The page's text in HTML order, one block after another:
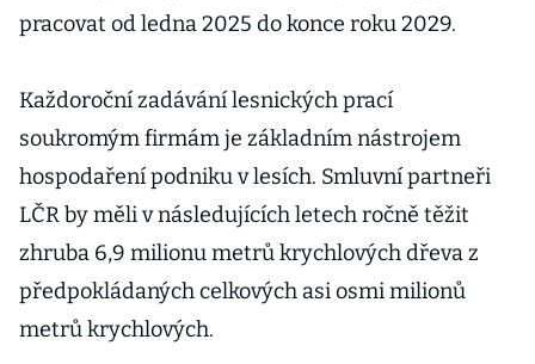
pracovat od ledna 2025 do konce roku 2029.
Každoroční zadávání lesnických prací
soukromým firmám je základním nástrojem
hospodaření podniku v lesích. Smluvní partneři
LČR by měli v následujících letech ročně těžit
zhruba 6,9 milionu metrů krychlových dřeva z
předpokládaných celkových asi osmi milionů
metrů krychlových.